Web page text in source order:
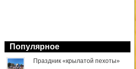
Популярное
Праздник «крылатой пехоты»